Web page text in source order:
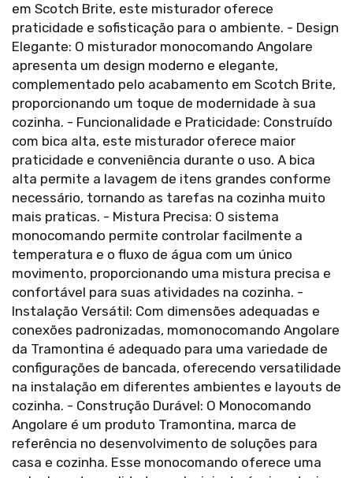
em Scotch Brite, este misturador oferece
praticidade e sofisticação para o ambiente. - Design
Elegante: O misturador monocomando Angolare
apresenta um design moderno e elegante,
complementado pelo acabamento em Scotch Brite,
proporcionando um toque de modernidade à sua
cozinha. - Funcionalidade e Praticidade: Construído
com bica alta, este misturador oferece maior
praticidade e conveniência durante o uso. A bica
alta permite a lavagem de itens grandes conforme
necessário, tornando as tarefas na cozinha muito
mais praticas. - Mistura Precisa: O sistema
monocomando permite controlar facilmente a
temperatura e o fluxo de água com um único
movimento, proporcionando uma mistura precisa e
confortável para suas atividades na cozinha. -
Instalação Versátil: Com dimensões adequadas e
conexões padronizadas, momonocomando Angolare
da Tramontina é adequado para uma variedade de
configurações de bancada, oferecendo versatilidade
na instalação em diferentes ambientes e layouts de
cozinha. - Construção Durável: O Monocomando
Angolare é um produto Tramontina, marca de
referência no desenvolvimento de soluções para
casa e cozinha. Esse monocomando oferece uma